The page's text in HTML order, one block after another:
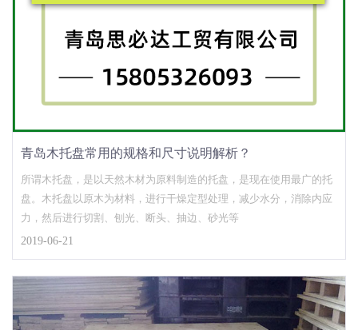
青岛木托盘常用的规格和尺寸说明解析？
所谓木托盘，是以天然木材为原料制造的托盘，是现在使用最广的托
盘。木托盘以原木为材料，进行干燥定型处理，减少水分，消除内应
力，然后进行切割、刨光、断头、抽边、砂光等
2019-06-21